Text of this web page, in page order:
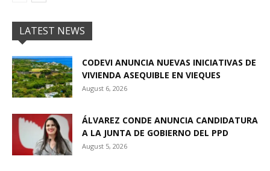
LATEST NEWS
CODEVI ANUNCIA NUEVAS INICIATIVAS DE
VIVIENDA ASEQUIBLE EN VIEQUES
August 6, 2026
ÁLVAREZ CONDE ANUNCIA CANDIDATURA
A LA JUNTA DE GOBIERNO DEL PPD
August 5, 2026